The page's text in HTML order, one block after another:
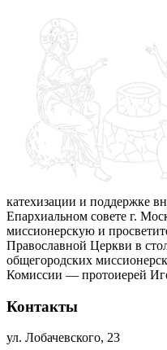
катехизации и поддержке
Епархиальном совете г.
миссионерскую и
Православной Церкви в
общегородских
Комиссии — протоиерей
Контакты
ул. Лобачевского, 23